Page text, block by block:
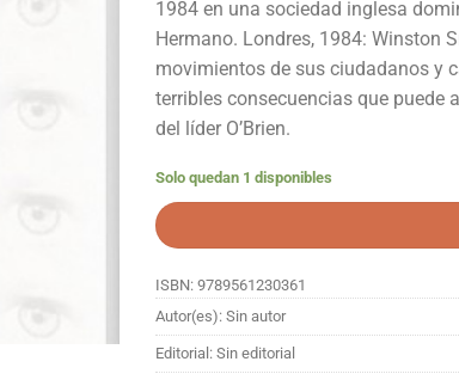
1984 en una sociedad inglesa
Hermano. Londres, 1984: Winston
movimientos de sus ciudadanos y
terribles consecuencias que puede
del líder O’Brien.
Solo quedan 1 disponibles
ISBN: 9789561230361
Autor(es): Sin autor
Editorial: Sin editorial